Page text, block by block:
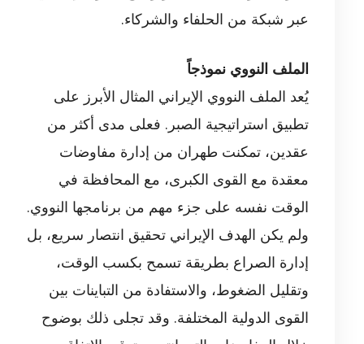
عبر شبكة من الحلفاء والشركاء.
الملف النووي نموذجاً
يُعد الملف النووي الإيراني المثال الأبرز على
تطبيق استراتيجية الصبر. فعلى مدى أكثر من
عقدين، تمكنت طهران من إدارة مفاوضات
معقدة مع القوى الكبرى، مع المحافظة في
الوقت نفسه على جزء مهم من برنامجها النووي.
ولم يكن الهدف الإيراني تحقيق انتصار سريع، بل
إدارة الصراع بطريقة تسمح بكسب الوقت،
وتقليل الضغوط، والاستفادة من التباينات بين
القوى الدولية المختلفة. وقد تجلى ذلك بوضوح